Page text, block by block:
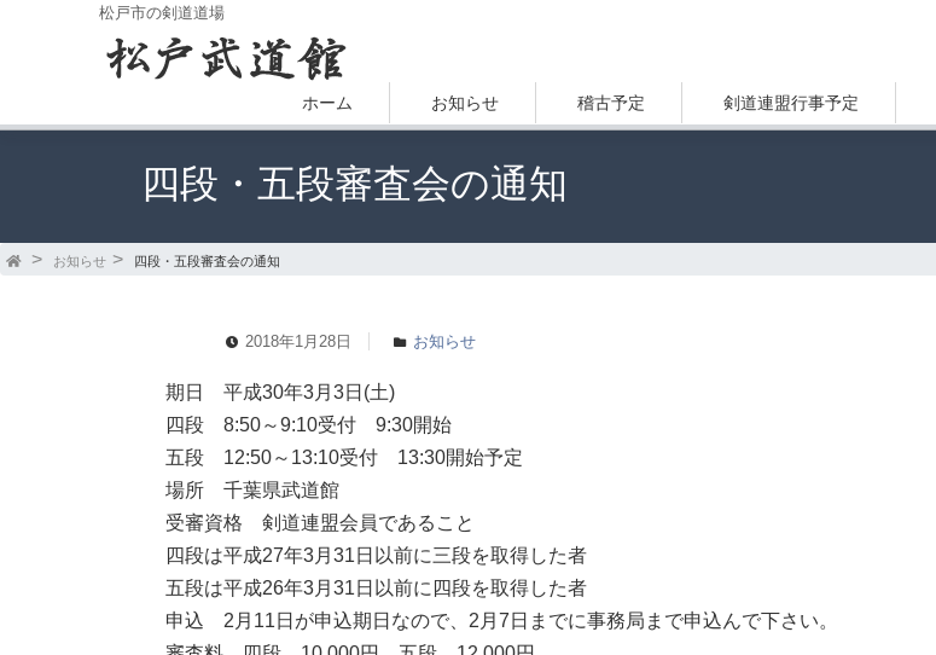
松戸市の剣道道場
ホーム お知らせ 稽古予定 剣道連盟行事予定
四段・五段審査会の通知
お知らせ 四段・五段審査会の通知
2018年1月28日 お知らせ
期日 平成30年3月3日(土)
四段 8:50～9:10受付 9:30開始
五段 12:50～13:10受付 13:30開始予定
場所 千葉県武道館
受審資格 剣道連盟会員であること
四段は平成27年3月31日以前に三段を取得した者
五段は平成26年3月31日以前に四段を取得した者
申込 2月11日が申込期日なので、2月7日までに事務局まで申込んで下さい。